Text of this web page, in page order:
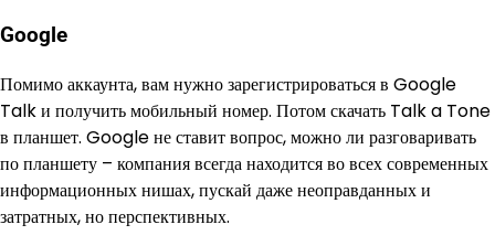
Google
Помимо аккаунта, вам нужно зарегистрироваться в Google
Talk и получить мобильный номер. Потом скачать Talk a Tone
в планшет. Google не ставит вопрос, можно ли разговаривать
по планшету – компания всегда находится во всех современных
информационных нишах, пускай даже неоправданных и
затратных, но перспективных.